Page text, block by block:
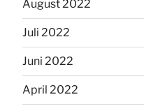
August 2022
Juli 2022
Juni 2022
April 2022